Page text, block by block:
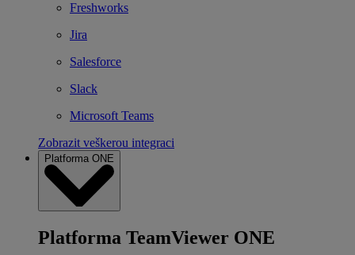
Freshworks
Jira
Salesforce
Slack
Microsoft Teams
Zobrazit veškerou integraci
Platforma ONE
Platforma TeamViewer ONE